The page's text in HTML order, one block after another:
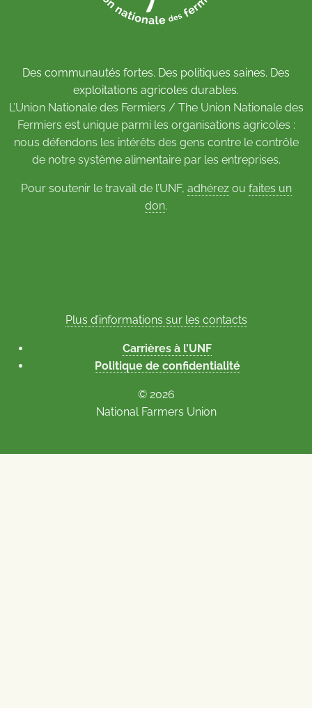
Des communautés fortes. Des politiques saines. Des
exploitations agricoles durables.
L’Union Nationale des Fermiers / The Union Nationale des
Fermiers est unique parmi les organisations agricoles :
nous défendons les intérêts des gens contre le contrôle
de notre système alimentaire par les entreprises.
Pour soutenir le travail de l’UNF, adhérezou faites un
don.
Plus d’informations sur les contacts
Carrières à l’UNF
Politique de confidentialité
© 2026
National Farmers Union